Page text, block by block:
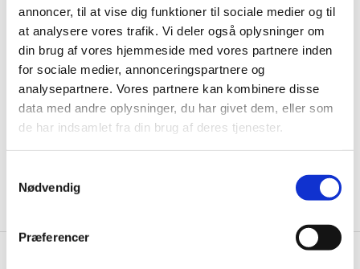
annoncer, til at vise dig funktioner til sociale medier og til
at analysere vores trafik. Vi deler også oplysninger om
din brug af vores hjemmeside med vores partnere inden
for sociale medier, annonceringspartnere og
analysepartnere. Vores partnere kan kombinere disse
data med andre oplysninger, du har givet dem, eller som
de har indsamlet fra din brug af deres tjenester.
Nødvendig
Præferencer
Husk at tilmelde dig vores nyhedsbrev og vær først
til de bedste tilbud. Og bare rolig, vi spammer dig
ikke, men sender kun relevante tilbud og
informationer til dig.